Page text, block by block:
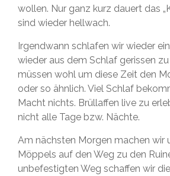
wollen. Nur ganz kurz dauert das
sind wieder hellwach.
Irgendwann schlafen wir wieder
wieder aus dem Schlaf gerissen
müssen wohl um diese Zeit den
oder so ähnlich. Viel Schlaf
Macht nichts. Brüllaffen live zu
nicht alle Tage bzw. Nächte.
Am nächsten Morgen machen wir
Möppels auf den Weg zu den
unbefestigten Weg schaffen wir